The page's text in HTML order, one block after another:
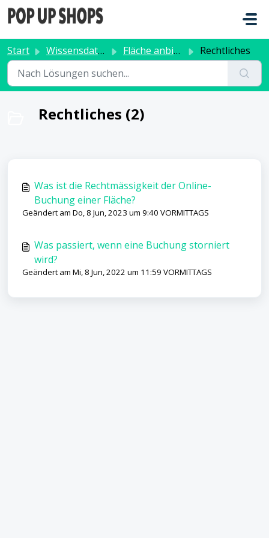
Zum hauptsächlichen Inhalt gehen
Start Wissensdatenbank Fläche anbieten Rechtliches
Rechtliches (2)
Was ist die Rechtmässigkeit der Online-
Buchung einer Fläche?
Geändert am Do, 8 Jun, 2023 um 9:40 VORMITTAGS
Was passiert, wenn eine Buchung storniert
wird?
Geändert am Mi, 8 Jun, 2022 um 11:59 VORMITTAGS